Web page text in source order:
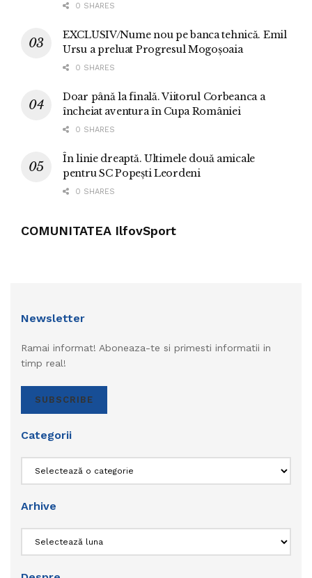
0 SHARES
EXCLUSIV/Nume nou pe banca tehnică. Emil
Ursu a preluat Progresul Mogoșoaia
0 SHARES
Doar până la finală. Viitorul Corbeanca a
încheiat aventura în Cupa României
0 SHARES
În linie dreaptă. Ultimele două amicale
pentru SC Popești Leordeni
0 SHARES
COMUNITATEA IlfovSport
Newsletter
Ramai informat! Aboneaza-te si primesti informatii in
timp real!
SUBSCRIBE
Categorii
Arhive